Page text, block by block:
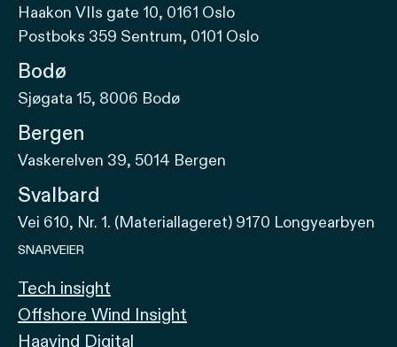
Haakon VIIs gate 10, 0161 Oslo
Postboks 359 Sentrum, 0101 Oslo
Bodø
Sjøgata 15, 8006 Bodø
Bergen
Vaskerelven 39, 5014 Bergen
Svalbard
Vei 610, Nr. 1. (Materiallageret) 9170 Longyearbyen
SNARVEIER
Tech insight
Offshore Wind Insight
Haavind Digital